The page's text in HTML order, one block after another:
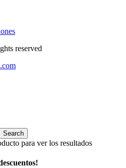
reserved
Search
para ver los resultados